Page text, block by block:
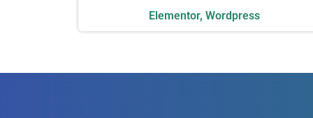
Elementor, Wordpress